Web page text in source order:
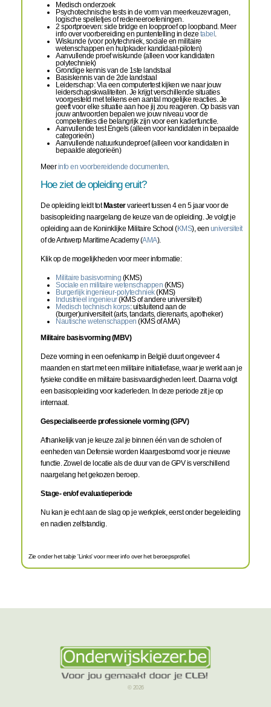
Medisch onderzoek
Psychotechnische tests in de vorm van meerkeuzevragen,
logische spelletjes of redeneeroefeningen.
2 sportproeven: side bridge en loopproef op loopband. Meer
info over voorbereiding en puntentelling in deze tabel .
Wiskunde (voor polytechniek, sociale en militaire
wetenschappen en hulpkader kandidaat-piloten)
Aanvullende proef wiskunde (alleen voor kandidaten
polytechniek)
Grondige kennis van de 1ste landstaal
Basiskennis van de 2de landstaal
Leiderschap: Via een computertest kijken we naar jouw
leiderschapskwaliteiten. Je krijgt verschillende situaties
voorgesteld met telkens een aantal mogelijke reacties. Je
geeft voor elke situatie aan hoe jij zou reageren. Op basis van
jouw antwoorden bepalen we jouw niveau voor de
competenties die belangrijk zijn voor een kaderfunctie.
Aanvullende test Engels (alleen voor kandidaten in bepaalde
categorieën)
Aanvullende natuurkundeproef (alleen voor kandidaten in
bepaalde ategorieën)
Meerinfo en voorbereidende documenten.
Hoe ziet de opleiding eruit?
De opleiding leidt tot Mastervarieert tussen 4 en 5 jaar voor de
basisopleiding naargelang de keuze van de opleiding. Je volgt je
opleiding aan de Koninklijke Militaire School (KMS), een universiteit
of de Antwerp Maritime Academy (AMA).
Klik op de mogelijkheden voor meer informatie:
Militaire basisvorming (KMS)
Sociale en militaire wetenschappen (KMS)
Burgerlijk ingenieur-polytechniek(KMS)
Industrieel ingenieur(KMS of andere universiteit)
Medisch technisch korps: uitsluitend aan de
(burger)universiteit (arts, tandarts, dierenarts, apotheker)
Nautische wetenschappen (KMS of AMA)
Militaire basisvorming (MBV)
Deze vorming in een oefenkamp in België duurt ongeveer 4
maanden en start met een militaire initiatiefase, waar je werkt aan je
fysieke conditie en militaire basisvaardigheden leert. Daarna volgt
een basisopleiding voor kaderleden. In deze periode zit je op
internaat.
Gespecialiseerde professionele vorming (GPV)
Afhankelijk van je keuze zal je binnen één van de scholen of
eenheden van Defensie worden klaargestoomd voor je nieuwe
functie. Zowel de locatie als de duur van de GPV is verschillend
naargelang het gekozen beroep.
Stage- en/of evaluatieperiode
Nu kan je echt aan de slag op je werkplek, eerst onder begeleiding
en nadien zelfstandig.
Zie onder het tabje 'Links' voor meer info over het beroepsprofiel.
© 2026